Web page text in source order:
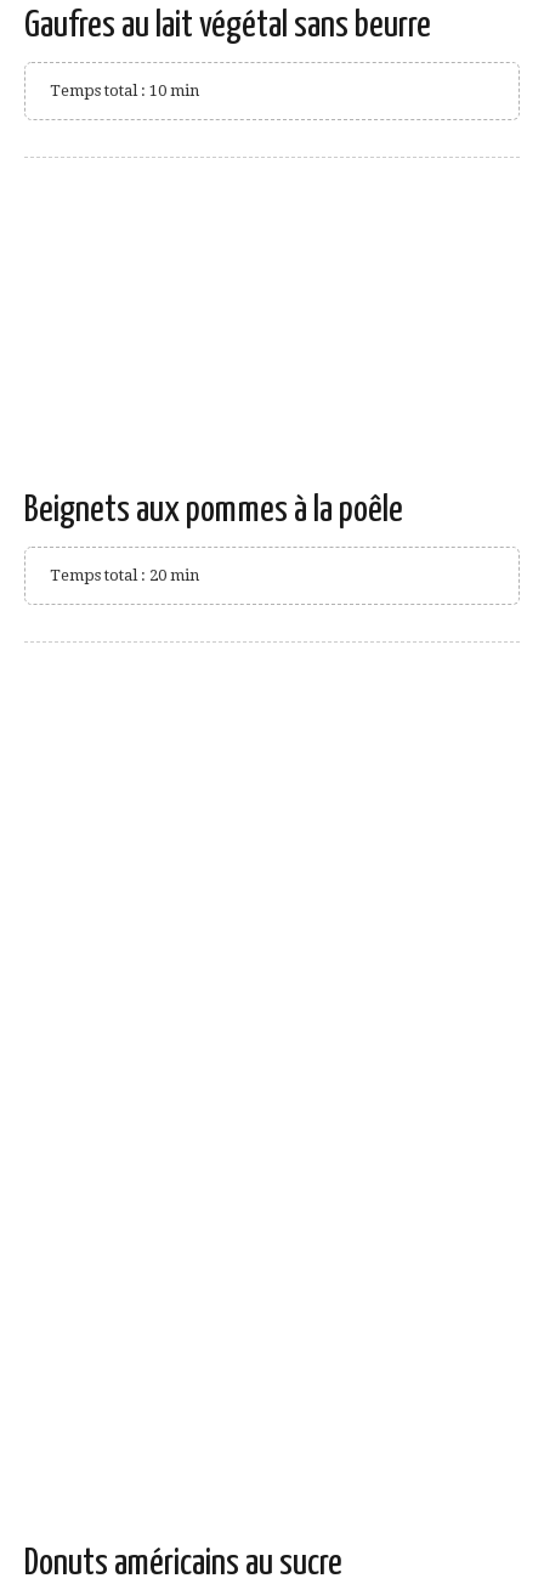
Gaufres au lait végétal sans beurre
Temps total : 10 min
Beignets aux pommes à la poêle
Temps total : 20 min
Donuts américains au sucre